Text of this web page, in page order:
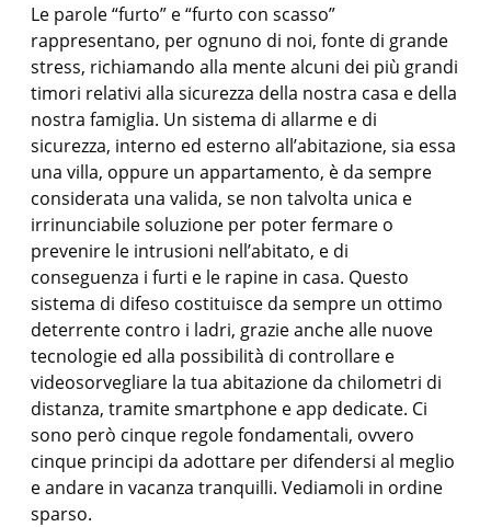
Le parole “furto” e “furto con scasso”
rappresentano, per ognuno di noi, fonte di grande
stress, richiamando alla mente alcuni dei più grandi
timori relativi alla sicurezza della nostra casa e della
nostra famiglia. Un sistema di allarme e di
sicurezza, interno ed esterno all’abitazione, sia essa
una villa, oppure un appartamento, è da sempre
considerata una valida, se non talvolta unica e
irrinunciabile soluzione per poter fermare o
prevenire le intrusioni nell’abitato, e di
conseguenza i furti e le rapine in casa. Questo
sistema di difeso costituisce da sempre un ottimo
deterrente contro i ladri, grazie anche alle nuove
tecnologie ed alla possibilità di controllare e
videosorvegliare la tua abitazione da chilometri di
distanza, tramite smartphone e app dedicate. Ci
sono però cinque regole fondamentali, ovvero
cinque principi da adottare per difendersi al meglio
e andare in vacanza tranquilli. Vediamoli in ordine
sparso.